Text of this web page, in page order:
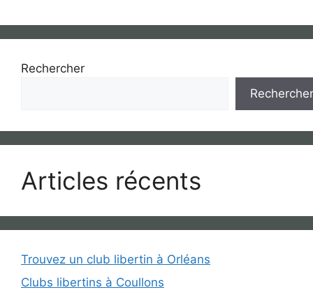
Rechercher
Rechercher
Articles récents
Trouvez un club libertin à Orléans
Clubs libertins à Coullons